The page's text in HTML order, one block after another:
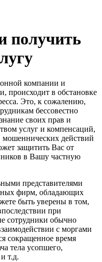
получить
компании и
происходит в обстановке
Это, к сожалению,
бессовестно
своих прав и
услуг и компенсаций,
мошеннических действий
защитить Вас от
в Вашу частную
представителями
фирм, обладающих
быть уверены в том,
при
сотрудники обычно
с моргами
сокращенное время
тела усопшего,
т.д.